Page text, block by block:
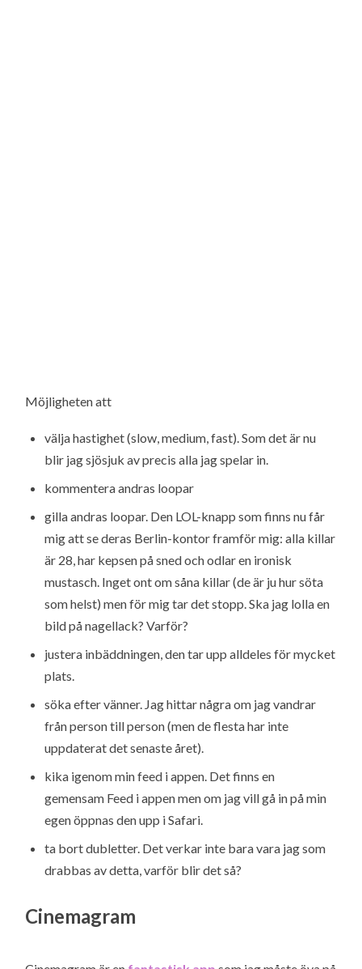
Möjligheten att
välja hastighet (slow, medium, fast). Som det är nu
blir jag sjösjuk av precis alla jag spelar in.
kommentera andras loopar
gilla andras loopar. Den LOL-knapp som finns nu får
mig att se deras Berlin-kontor framför mig: alla killar
är 28, har kepsen på sned och odlar en ironisk
mustasch. Inget ont om såna killar (de är ju hur söta
som helst) men för mig tar det stopp. Ska jag lolla en
bild på nagellack? Varför?
justera inbäddningen, den tar upp alldeles för mycket
plats.
söka efter vänner. Jag hittar några om jag vandrar
från person till person (men de flesta har inte
uppdaterat det senaste året).
kika igenom min feed i appen. Det finns en
gemensam Feed i appen men om jag vill gå in på min
egen öppnas den upp i Safari.
ta bort dubletter. Det verkar inte bara vara jag som
drabbas av detta, varför blir det så?
Cinemagram